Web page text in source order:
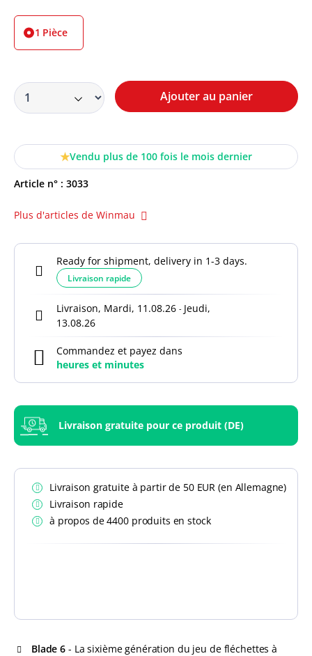
1 Pièce
Ajouter au panier
Article n° : 3033
Vendu plus de 100 fois le mois dernier
Plus d'articles de Winmau
Ready for shipment, delivery in 1-3 days.
Livraison rapide
Livraison, Mardi, 11.08.26 - Jeudi,
13.08.26
Commandez et payez dans
heures et minutes
Livraison gratuite pour ce produit (DE)
Livraison gratuite à partir de 50 EUR (en Allemagne)
Livraison rapide
à propos de 4400 produits en stock
Blade 6 - La sixième génération du jeu de fléchettes à